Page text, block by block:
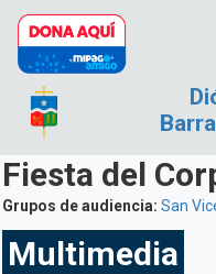
Pasar al contenido principal
Fiesta del
Grupos de audiencia: San
Multimedia